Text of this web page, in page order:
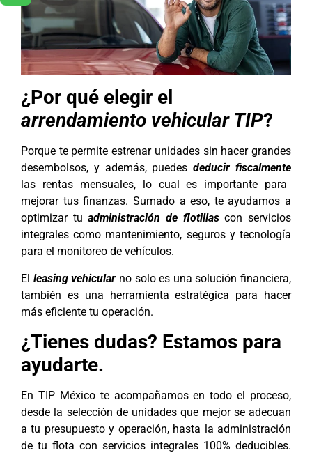
¿Por qué elegir el
arrendamiento vehicular TIP?
Porque te permite estrenar unidades sin hacer grandes
desembolsos, y además, puedesdeducir fiscalmente
las rentas mensuales, lo cual es importante para
mejorar tus finanzas. Sumado a eso, te ayudamos a
optimizar tuadministración de flotillascon servicios
integrales como mantenimiento, seguros y tecnología
para el monitoreo de vehículos.
El leasing vehicular no solo es una solución financiera,
también es una herramienta estratégica para hacer
más eficiente tu operación.
¿Tienes dudas? Estamos para
ayudarte.
En TIP México te acompañamos en todo el proceso,
desde la selección de unidades que mejor se adecuan
a tu presupuesto y operación, hasta la administración
de tu flota con servicios integrales 100% deducibles.